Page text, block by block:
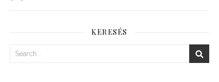
KERESÉS